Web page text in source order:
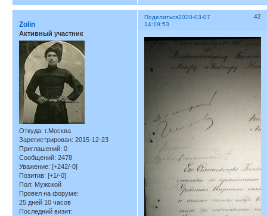
Поделиться 42
2020-03-07
14:19:53
Zolin
Активный участник
Откуда: г.Москва
Зарегистрирован: 2015-12-23
Приглашений: 0
Сообщений: 2478
Уважение: [+242/-0]
Позитив: [+1/-0]
Пол: Мужской
Провел на форуме:
25 дней 10 часов
Последний визит: